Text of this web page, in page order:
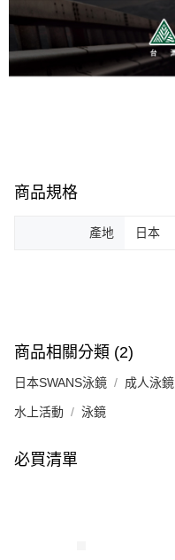
商品規格
產地 日本
商品相關分類 (2)
日本SWANS泳鏡 成人泳鏡
水上活動 泳鏡
必買清單